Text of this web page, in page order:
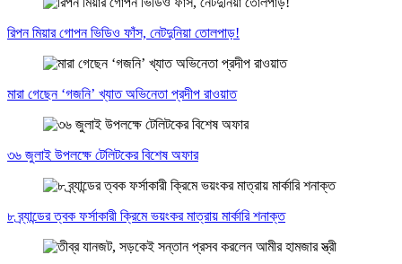
রিপন মিয়ার গোপন ভিডিও ফাঁস, নেটদুনিয়া তোলপাড়!
মারা গেছেন ‘গজনি’ খ্যাত অভিনেতা প্রদীপ রাওয়াত
৩৬ জুলাই উপলক্ষে টেলিটকের বিশেষ অফার
৮ ব্র্যান্ডের ত্বক ফর্সাকারী ক্রিমে ভয়ংকর মাত্রায় মার্কারি শনাক্ত